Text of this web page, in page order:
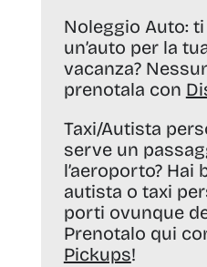
Noleggio Auto: ti
un’auto per la
vacanza?
prenotala con
Taxi/Autista
serve un
l’aeroporto? Hai
autista o taxi
porti ovunque
Prenotalo qui
Pickups!